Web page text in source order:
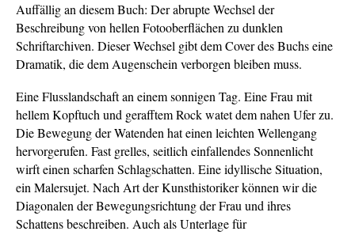
Auffällig an diesem Buch: Der abrupte Wechsel der
Beschreibung von hellen Fotooberflächen zu dunklen
Schriftarchiven. Dieser Wechsel gibt dem Cover des Buchs eine
Dramatik, die dem Augenschein verborgen bleiben muss.
Eine Flusslandschaft an einem sonnigen Tag. Eine Frau mit
hellem Kopftuch und gerafftem Rock watet dem nahen Ufer zu.
Die Bewegung der Watenden hat einen leichten Wellengang
hervorgerufen. Fast grelles, seitlich einfallendes Sonnenlicht
wirft einen scharfen Schlagschatten. Eine idyllische Situation,
ein Malersujet. Nach Art der Kunsthistoriker können wir die
Diagonalen der Bewegungsrichtung der Frau und ihres
Schattens beschreiben. Auch als Unterlage für